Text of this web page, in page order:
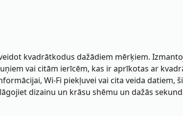
kvadrātkodus dažādiem mērķiem.
vai citām ierīcēm, kas ir aprīkotas ar
Wi-Fi piekļuvei vai cita veida datiem,
dizainu un krāsu shēmu un dažās